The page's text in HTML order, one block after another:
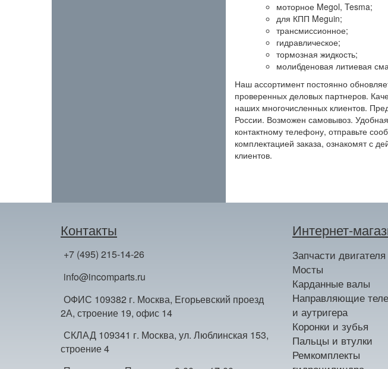
моторное Megol, Tesma;
для КПП Meguin;
трансмиссионное;
гидравлическое;
тормозная жидкость;
молибденовая литиевая
Наш ассортимент постоянно
проверенных деловых партнеров.
наших многочисленных клиентов.
России. Возможен самовывоз.
контактному телефону, отправьте
комплектацией заказа, ознакомят с
клиентов.
Контакты
+7 (495) 215-14-26
info@incomparts.ru
ОФИС 109382 г. Москва, Егорьевский проезд
2А, строение 19, офис 14
СКЛАД 109341 г. Москва, ул. Люблинская 153,
строение 4
Интернет-
Запчасти двигателя
Мосты
Карданные валы
Направляющие
и аутригера
Коронки и зубья
Пальцы и втулки
Ремкомплекты